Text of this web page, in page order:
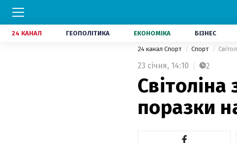
24 КАНАЛ ГЕОПОЛІТИКА ЕКОНОМІКА БІЗНЕС
24 канал Спорт Спорт
23 січня, 14:10 2
поразки